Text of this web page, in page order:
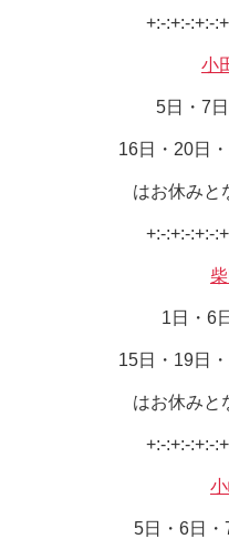
+:-:+:-:+:-
小
5日・7
16日・20日
はお休みと
+:-:+:-:+:-
1日・6
15日・19日
はお休みと
+:-:+:-:+:-
5日・6日・